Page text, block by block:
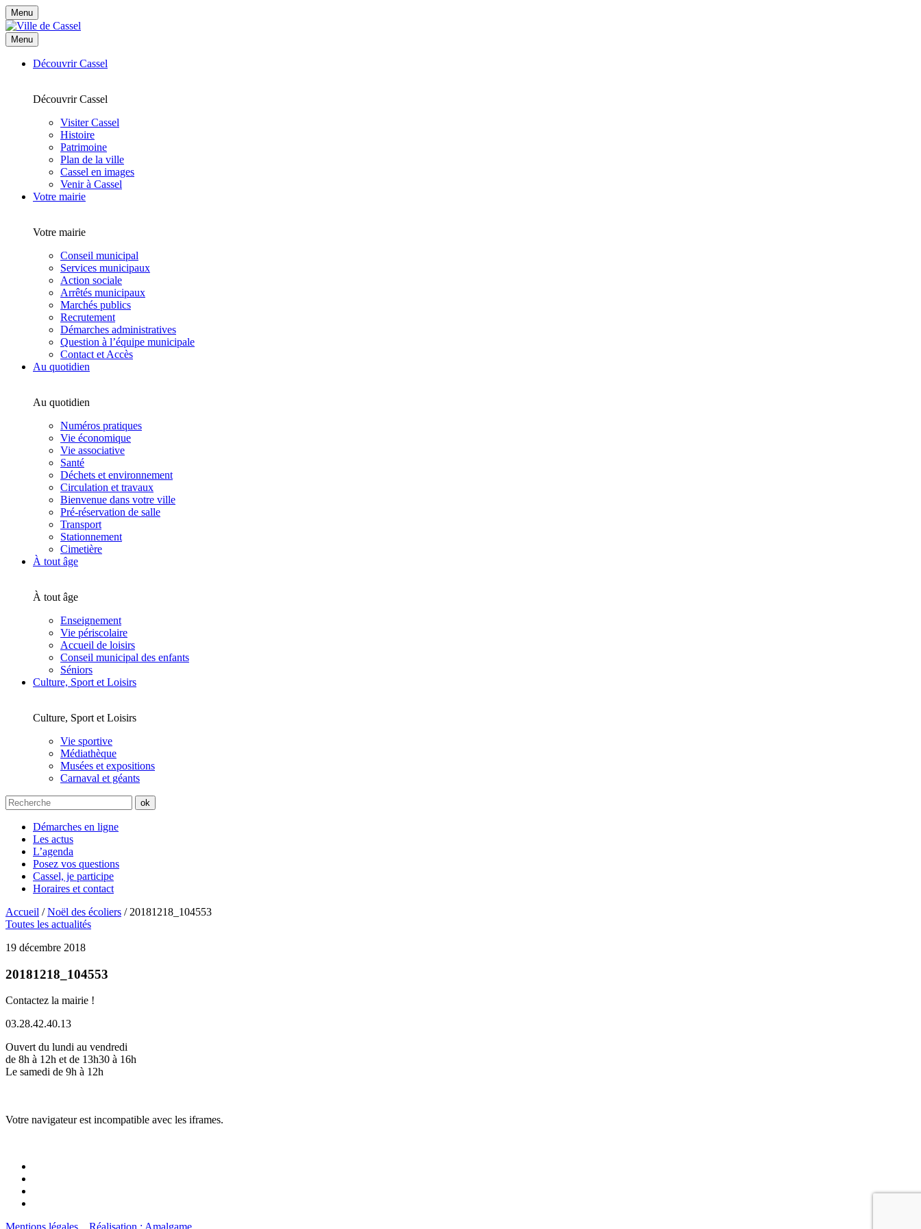
Menu
Menu
Découvrir Cassel
Découvrir Cassel
Visiter Cassel
Histoire
Patrimoine
Plan de la ville
Cassel en images
Venir à Cassel
Votre mairie
Votre mairie
Conseil municipal
Services municipaux
Action sociale
Arrêtés municipaux
Marchés publics
Recrutement
Démarches administratives
Question à l’équipe municipale
Contact et Accès
Au quotidien
Au quotidien
Numéros pratiques
Vie économique
Vie associative
Santé
Déchets et environnement
Circulation et travaux
Bienvenue dans votre ville
Pré-réservation de salle
Transport
Stationnement
Cimetière
À tout âge
À tout âge
Enseignement
Vie périscolaire
Accueil de loisirs
Conseil municipal des enfants
Séniors
Culture, Sport et Loisirs
Culture, Sport et Loisirs
Vie sportive
Médiathèque
Musées et expositions
Carnaval et géants
Démarches en ligne
Les actus
L’agenda
Posez vos questions
Cassel, je participe
Horaires et contact
Accueil /Noël des écoliers / 20181218_104553
Toutes les actualités
19 décembre 2018
20181218_104553
Contactez la mairie !
03.28.42.40.13
Ouvert du lundi au vendredi
de 8h à 12h et de 13h30 à 16h
Le samedi de 9h à 12h
Votre navigateur est incompatible avec les iframes.